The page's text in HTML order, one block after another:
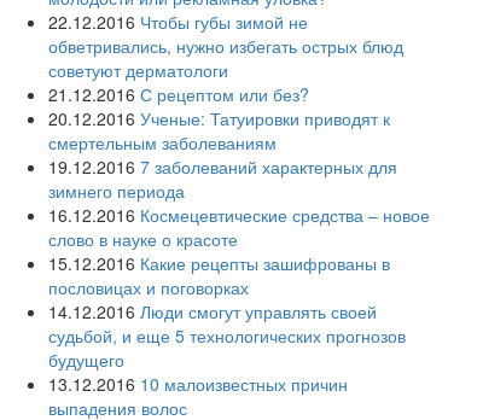
22.12.2016 Чтобы губы зимой не
обветривались, нужно избегать острых блюд
советуют дерматологи
21.12.2016 С рецептом или без?
20.12.2016 Ученые: Татуировки приводят к
смертельным заболеваниям
19.12.2016 7 заболеваний характерных для
зимнего периода
16.12.2016 Космецевтические средства – новое
слово в науке о красоте
15.12.2016 Какие рецепты зашифрованы в
пословицах и поговорках
14.12.2016 Люди смогут управлять своей
судьбой, и еще 5 технологических прогнозов
будущего
13.12.2016 10 малоизвестных причин
выпадения волос